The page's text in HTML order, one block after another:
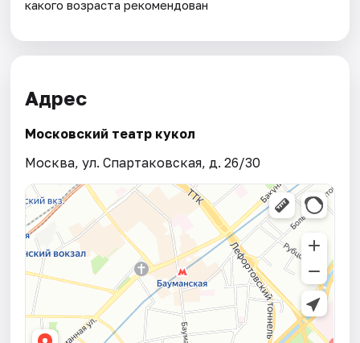
какого возраста рекомендован
Адрес
Московский театр кукол
Москва, ул. Спартаковская, д. 26/30